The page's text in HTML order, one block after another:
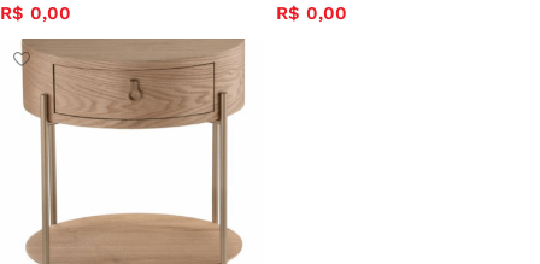
R$ 0,00
R$ 0,00